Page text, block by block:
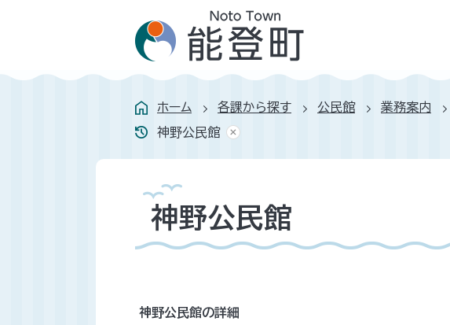
ホーム 各課から探す 公民館 業務案内
神野公民館
神野公民館
神野公民館の詳細